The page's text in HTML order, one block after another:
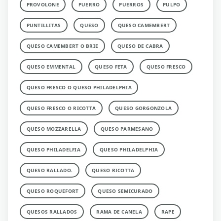
PROVOLONE PUERRO PUERROS PULPO
PUNTILLITAS QUESO QUESO CAMEMBERT
QUESO CAMEMBERT O BRIE QUESO DE CABRA
QUESO EMMENTAL QUESO FETA QUESO FRESCO
QUESO FRESCO O QUESO PHILADELPHIA
QUESO FRESCO O RICOTTA QUESO GORGONZOLA
QUESO MOZZARELLA QUESO PARMESANO
QUESO PHILADELFIA QUESO PHILADELPHIA
QUESO RALLADO. QUESO RICOTTA
QUESO ROQUEFORT QUESO SEMICURADO
QUESOS RALLADOS RAMA DE CANELA RAPE